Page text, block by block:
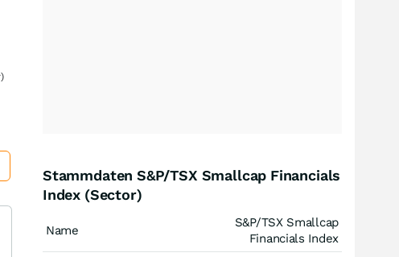
Stammdaten S&P/TSX Smallcap Financials
Index (Sector)
Name
S&P/TSX Smallcap
Financials Index